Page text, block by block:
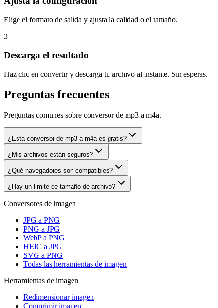
Elige el formato de salida y ajusta la calidad o el tamaño.
3
Descarga el resultado
Haz clic en convertir y descarga tu archivo al instante. Sin esperas.
Preguntas frecuentes
Preguntas comunes sobre conversor de mp3 a m4a.
¿Esta conversor de mp3 a m4a es gratis?
¿Mis archivos están seguros?
¿Qué navegadores son compatibles?
¿Hay un límite de tamaño de archivo?
Conversores de imagen
JPG a PNG
PNG a JPG
WebP a PNG
HEIC a JPG
SVG a PNG
Todas las herramientas de imagen
Herramientas de imagen
Redimensionar imagen
Comprimir imagen